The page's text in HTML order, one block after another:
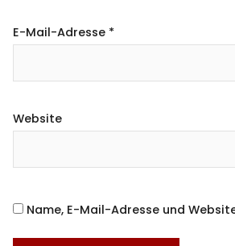
E-Mail-Adresse *
Website
Name, E-Mail-Adresse und